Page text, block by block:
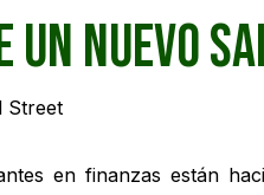
un nuevo
en finanzas están